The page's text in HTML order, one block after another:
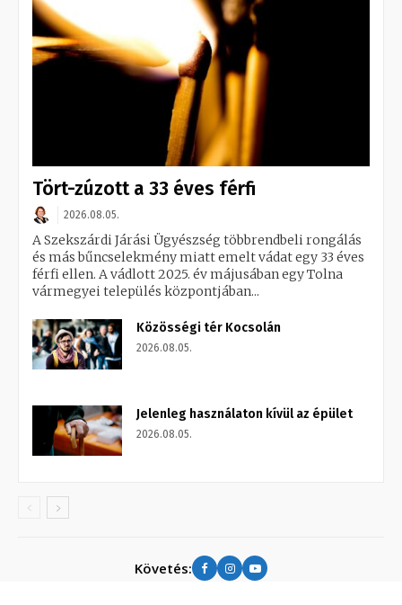
Tört-zúzott a 33 éves férfi
2026.08.05.
A Szekszárdi Járási Ügyészség többrendbeli rongálás
és más bűncselekmény miatt emelt vádat egy 33 éves
férfi ellen. A vádlott 2025. év májusában egy Tolna
vármegyei település központjában...
Közösségi tér Kocsolán
2026.08.05.
Jelenleg használaton kívül az épület
2026.08.05.
Követés: